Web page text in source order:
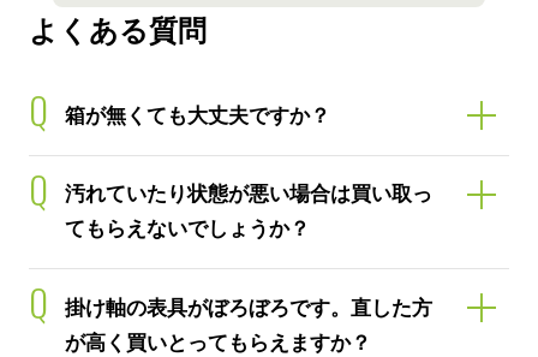
よくある質問
Q 箱が無くても大丈夫ですか？
Q
汚れていたり状態が悪い場合は買い取っ
てもらえないでしょうか？
Q
掛け軸の表具がぼろぼろです。直した方
が高く買いとってもらえますか？